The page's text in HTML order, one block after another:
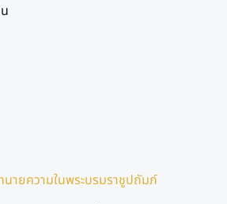
ายความในพระบรมราชูปถัมภ์